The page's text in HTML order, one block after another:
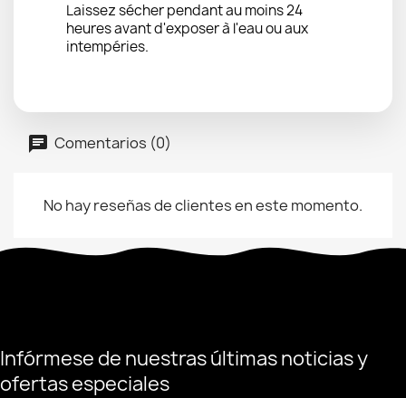
Laissez sécher pendant au moins 24
heures avant d'exposer à l'eau ou aux
intempéries.
Comentarios (0)
No hay reseñas de clientes en este momento.
Infórmese de nuestras últimas noticias y
ofertas especiales